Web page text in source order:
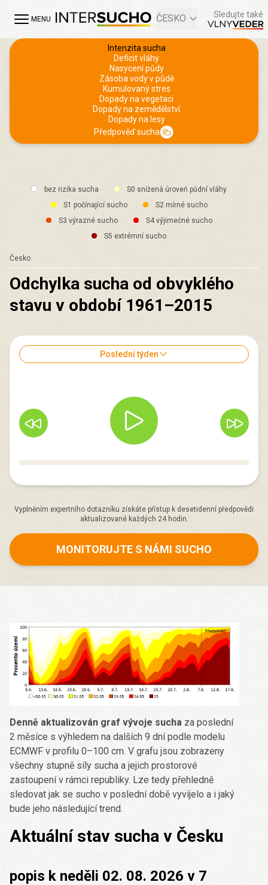
MENU ČESKO Sledujte také
Intenzita sucha
Deficit vláhy
Nasycení půdy
Zásoba vody v půdě
Kumulovaný stres
Dopady na vegetaci
Dopady na zemědělství
Dopady na lesy
Předpověď sucha
bez rizika sucha
S0 snížená úroveň půdní vláhy
S1 počínající sucho
S2 mírné sucho
S3 výrazné sucho
S4 výjimečné sucho
S5 extrémní sucho
Česko
Odchylka sucha od obvyklého
stavu v období 1961–2015
Poslední týden
Vyplněním expertního dotazníku získáte přístup k desetidenní předpovědi
aktualizované každých 24 hodin.
MONITORUJTE S NÁMI SUCHO
Denně aktualizován graf vývoje sucha za poslední
2 měsíce s výhledem na dalších 9 dní podle modelu
ECMWF v profilu 0–100 cm. V grafu jsou zobrazeny
všechny stupně síly sucha a jejich prostorové
zastoupení v rámci republiky. Lze tedy přehledně
sledovat jak se sucho v poslední době vyvíjelo a i jaký
bude jeho následující trend.
Aktuální stav sucha v Česku
popis k neděli 02. 08. 2026 v 7